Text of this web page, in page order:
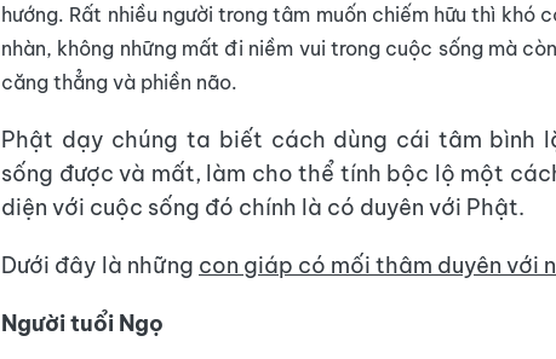
hướng. Rất nhiều người trong tâm muốn chiếm hữu thì khó
nhàn, không những mất đi niềm vui trong cuộc sống mà
căng thẳng và phiền não.
Phật dạy chúng ta biết cách dùng cái tâm bình
sống được và mất, làm cho thể tính bộc lộ một
diện với cuộc sống đó chính là có duyên với Phật.
Dưới đây là những con giáp có mối thâm duyên với
Người tuổi Ngọ